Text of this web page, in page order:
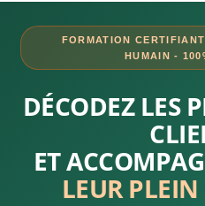
FORMATION
HUMAIN -
DÉCODEZ LES
ET
LEUR